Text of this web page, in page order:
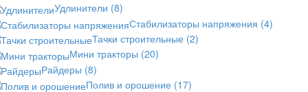
Удлинители (8)
Стабилизаторы напряжения (4)
Тачки строительные (2)
Мини тракторы (20)
Райдеры (8)
Полив и орошение (17)